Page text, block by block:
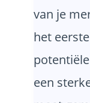
van je
het
een